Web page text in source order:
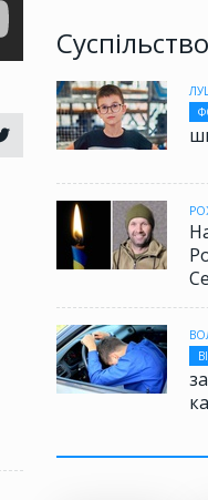
Суспільство